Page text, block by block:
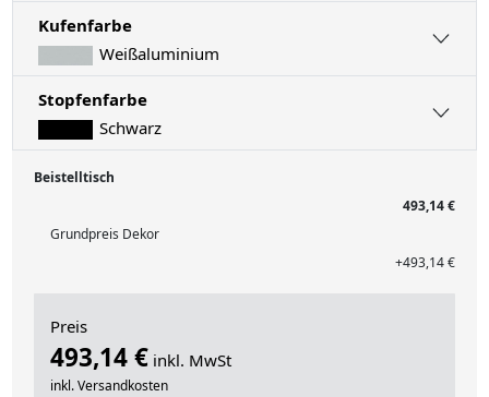
Kufenfarbe
Weißaluminium
Stopfenfarbe
Schwarz
Beistelltisch
493,14 €
Grundpreis Dekor
+493,14 €
Preis
493,14 € inkl. MwSt
inkl. Versandkosten